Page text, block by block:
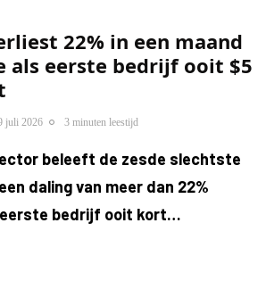
22% in een maand
als eerste bedrijf ooit $5
juli 2026 3 minuten leestijd
beleeft de zesde slechtste
daling van meer dan 22%
bedrijf ooit kort…